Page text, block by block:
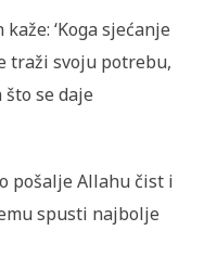
‘Koga sjećanje
traži svoju potrebu,
što se daje
pošalje Allahu čist i
spusti najbolje